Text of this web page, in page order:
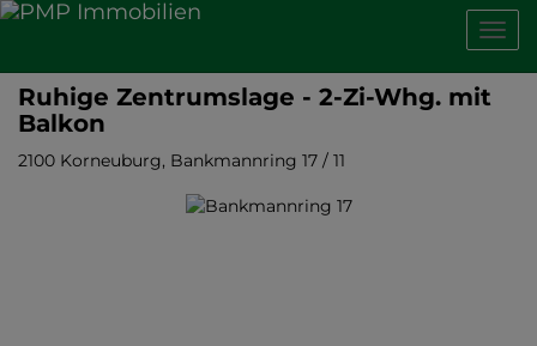
Ruhige Zentrumslage - 2-Zi-Whg. mit
Balkon
2100 Korneuburg, Bankmannring 17 / 11